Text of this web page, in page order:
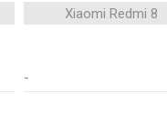
Xiaomi Redmi 8
-